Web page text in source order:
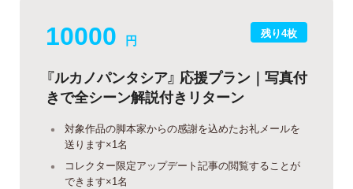
残り4枚
10000 円
『ルカノパンタシア』 応援プラン｜写真付
きで全シーン解説付きリターン
対象作品の脚本家からの感謝を込めたお礼メールを
送ります×1名
コレクター限定アップデート記事の閲覧することが
できます×1名